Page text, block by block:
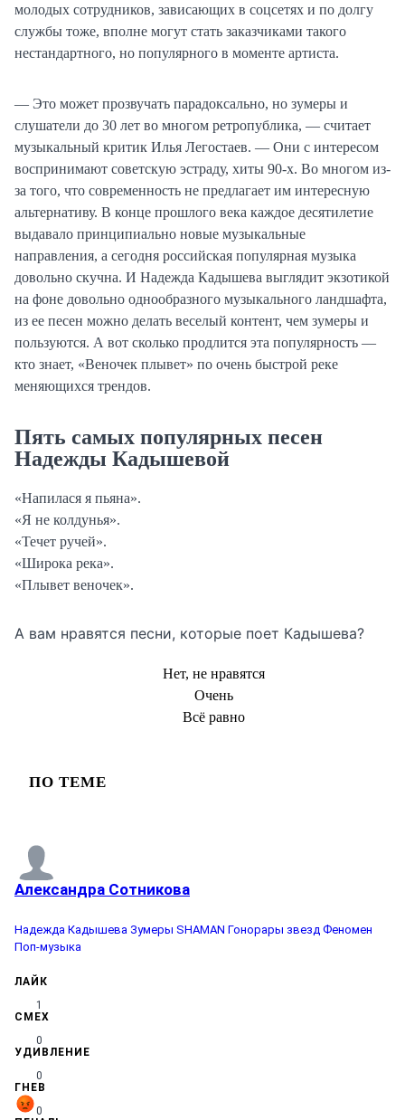
молодых сотрудников, зависающих в соцсетях и по долгу
службы тоже, вполне могут стать заказчиками такого
нестандартного, но популярного в моменте артиста.
— Это может прозвучать парадоксально, но зумеры и
слушатели до 30 лет во многом ретропублика, — считает
музыкальный критик Илья Легостаев. — Они с интересом
воспринимают советскую эстраду, хиты 90-х. Во многом из-
за того, что современность не предлагает им интересную
альтернативу. В конце прошлого века каждое десятилетие
выдавало принципиально новые музыкальные
направления, а сегодня российская популярная музыка
довольно скучна. И Надежда Кадышева выглядит экзотикой
на фоне довольно однообразного музыкального ландшафта,
из ее песен можно делать веселый контент, чем зумеры и
пользуются. А вот сколько продлится эта популярность —
кто знает, «Веночек плывет» по очень быстрой реке
меняющихся трендов.
Пять самых популярных песен
Надежды Кадышевой
«Напилася я пьяна».
«Я не колдунья».
«Течет ручей».
«Широка река».
«Плывет веночек».
А вам нравятся песни, которые поет Кадышева?
Нет, не нравятся
Очень
Всё равно
ПО ТЕМЕ
Александра Сотникова
Надежда Кадышева Зумеры SHAMAN Гонорары звезд Феномен
Поп-музыка
ЛАЙК
1
СМЕХ
0
УДИВЛЕНИЕ
0
ГНЕВ
0